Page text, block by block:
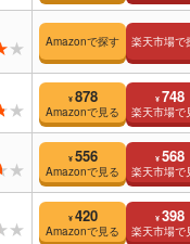
Amazonで探す 楽天市場で
¥ 878
Amazonで見る
¥ 748
楽天市場で
¥ 556
Amazonで見る
¥ 568
楽天市場で
¥ 420
Amazonで見る
¥ 398
楽天市場で